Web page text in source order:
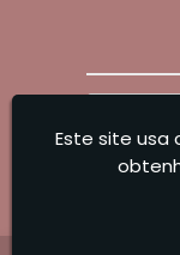
Sangoleti
Este site usa